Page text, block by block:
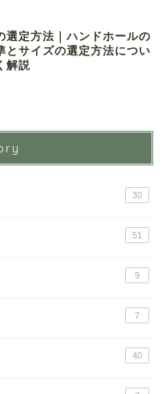
選定方法｜ハンドホールの
とサイズの選定方法につい
解説
30
51
9
7
40